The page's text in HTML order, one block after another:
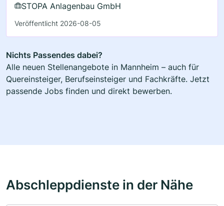
STOPA Anlagenbau GmbH
Veröffentlicht 2026-08-05
Nichts Passendes dabei?
Alle neuen Stellenangebote in Mannheim – auch für
Quereinsteiger, Berufseinsteiger und Fachkräfte. Jetzt
passende Jobs finden und direkt bewerben.
Abschleppdienste in der Nähe